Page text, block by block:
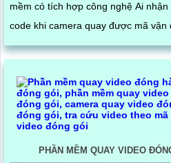
mềm có tích hợp công nghệ Ai
code khi camera quay được mã vận
PHẦN MỀM QUAY VIDEO